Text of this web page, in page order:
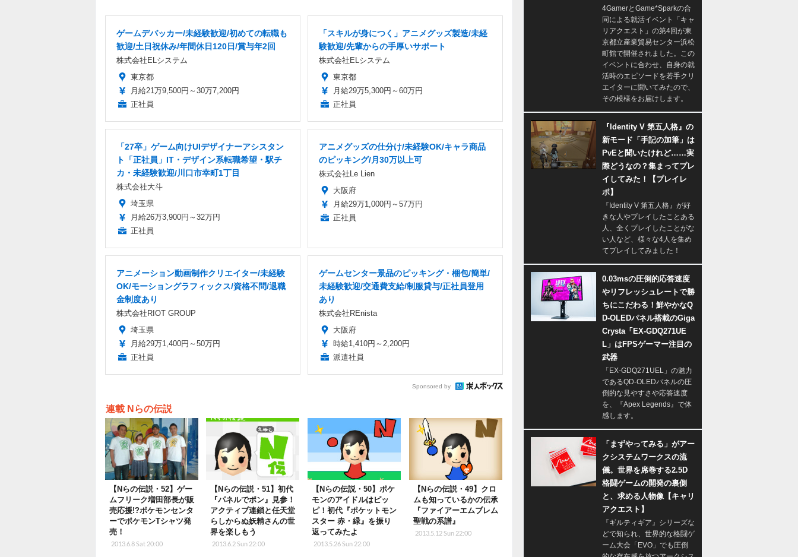
ゲームデバッカー/未経験歓迎/初めての転職も
歓迎/土日祝休み/年間休日120日/賞与年2回
株式会社ELシステム
東京都
月給21万9,500円～30万7,200円
正社員
「スキルが身につく」アニメグッズ製造/未経
験歓迎/先輩からの手厚いサポート
株式会社ELシステム
東京都
月給29万5,300円～60万円
正社員
「27卒」ゲーム向けUIデザイナーアシスタン
ト「正社員」IT・デザイン系転職希望・駅チ
カ・未経験歓迎/川口市幸町1丁目
株式会社大斗
埼玉県
月給26万3,900円～32万円
正社員
アニメグッズの仕分け/未経験OK/キャラ商品
のピッキング/月30万以上可
株式会社Le Lien
大阪府
月給29万1,000円～57万円
正社員
アニメーション動画制作クリエイター/未経験
OK/モーショングラフィックス/資格不問/退職
金制度あり
株式会社RIOT GROUP
埼玉県
月給29万1,400円～50万円
正社員
ゲームセンター景品のピッキング・梱包/簡単/
未経験歓迎/交通費支給/制服貸与/正社員登用
あり
株式会社REnista
大阪府
時給1,410円～2,200円
派遣社員
Sponsored by
連載 Nらの伝説
【Nらの伝説・52】ゲー
ムフリーク増田部長が販
売応援!?ポケモンセンタ
ーでポケモンTシャツ発
売！
2013.6.8 Sat 20:00
【Nらの伝説・51】初代
『パネルでポン』見参！
アクティブ連鎖と任天堂
らしからぬ妖精さんの世
界を楽しもう
2013.6.2 Sun 22:00
【Nらの伝説・50】ポケ
モンのアイドルはピッ
ピ！初代『ポケットモン
スター 赤・緑』を振り
返ってみたよ
2013.5.26 Sun 22:00
【Nらの伝説・49】クロ
ムも知っているかの伝承
『ファイアーエムブレム
聖戦の系譜』
2013.5.12 Sun 22:00
4GamerとGame*Sparkの合
同による就活イベント「キャ
リアクエスト」の第4回が東
京都立産業貿易センター浜松
町館で開催されました。この
イベントに合わせ、自身の就
活時のエピソードを若手クリ
エイターに聞いてみたので、
その模様をお届けします。
『Identity V 第五人格』の
新モード「手記の加筆」は
PvEと聞いたけれど……実
際どうなの？集まってプレ
イしてみた！【プレイレ
ポ】
『Identity V 第五人格』が好
きな人やプレイしたことある
人、全くプレイしたことがな
い人など、様々な4人を集め
てプレイしてみました！
0.03msの圧倒的応答速度
やリフレッシュレートで勝
ちにこだわる！鮮やかなQ
D-OLEDパネル搭載のGiga
Crysta「EX-GDQ271UE
L」はFPSゲーマー注目の
武器
「EX-GDQ271UEL」の魅力
であるQD-OLEDパネルの圧
倒的な見やすさや応答速度
を、『Apex Legends』で体
感します。
「まずやってみる」がアー
クシステムワークスの流
儀。世界を席巻する2.5D
格闘ゲームの開発の裏側
と、求める人物像【キャリ
アクエスト】
『ギルティギア』シリーズな
どで知られ、世界的な格闘ゲ
ーム大会「EVO」でも圧倒